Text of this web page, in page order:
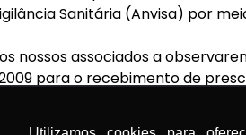
Sanitária (Anvisa) por
nossos associados a
para o recebimento de
do pedido ser realizado no
pela Anvisa a respeito do